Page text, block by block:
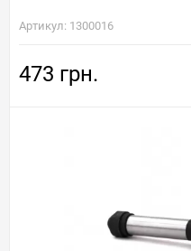
Артикул: 1300016
473 грн.